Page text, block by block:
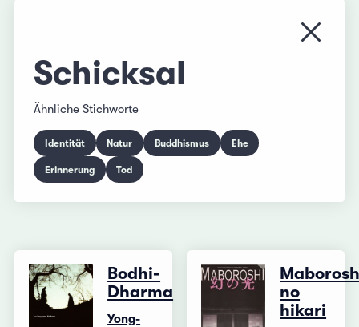
Menü
Schicksal
Ähnliche Stichworte
Identität Natur Buddhismus Ehe
Erinnerung Tod
Bodhi-
Dharma
Yong-
no
hikari